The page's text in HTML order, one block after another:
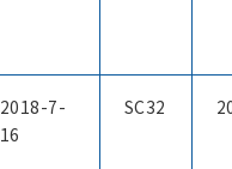
2018-7-
16
SC32